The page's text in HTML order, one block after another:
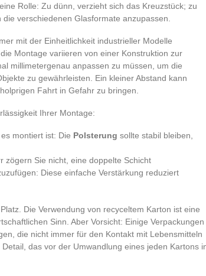
Rolle: Zu dünn, verzieht sich das Kreuzstück; zu
verschiedenen Glasformate anzupassen.
mit der Einheitlichkeit industrieller Modelle
Montage variieren von einer Konstruktion zur
millimetergenau anpassen zu müssen, um die
zu gewährleisten. Ein kleiner Abstand kann
Fahrt in Gefahr zu bringen.
Ihrer Montage:
montiert ist: Die Polsterung sollte stabil bleiben,
zögern Sie nicht, eine doppelte Schicht
Diese einfache Verstärkung reduziert
Die Verwendung von recyceltem Karton ist eine
Sinn. Aber Vorsicht: Einige Verpackungen
die nicht immer für den Kontakt mit Lebensmitteln
das vor der Umwandlung eines jeden Kartons